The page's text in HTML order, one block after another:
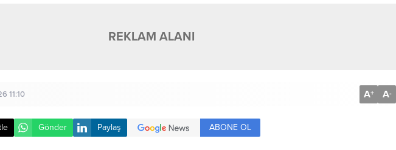
REKLAM ALANI
11:10 A+ A-
Gönder Paylaş ABONE OL